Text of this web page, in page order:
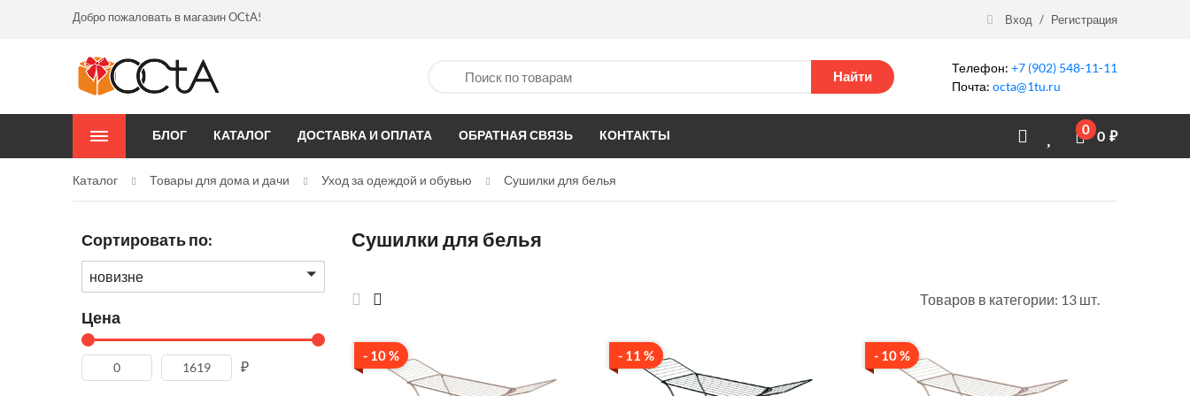
Добро пожаловать в магазин OCtA! Вход / Регистрация
Найти
Телефон: +7 (902) 548-11-11
Почта: octa@1tu.ru
БЛОГ КАТАЛОГ ДОСТАВКА И ОПЛАТА ОБРАТНАЯ СВЯЗЬ КОНТАКТЫ 0 0 ₽
Каталог Товары для дома и дачи Уход за одеждой и обувью Сушилки для белья
Сортировать по:
новизне
Цена
₽
Сушилки для белья
Товаров в категории: 13 шт.
- 10 % - 11 % - 10 %